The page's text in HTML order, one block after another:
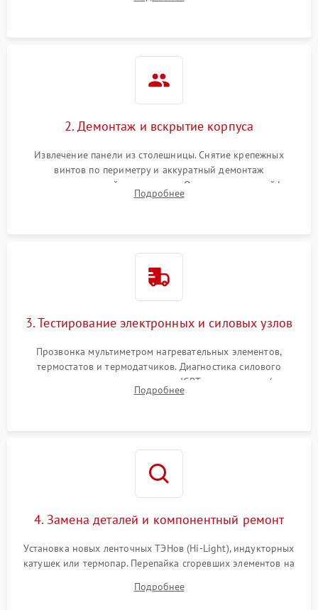
клиента о симптомах (не включается, не видит посуду,
2. Демонтаж и вскрытие корпуса
Извлечение панели из столешницы. Снятие крепежных
винтов по периметру и аккуратный демонтаж
стеклокерамической поверхности. Отсоединение шлейфов
сенсорного блока для доступа к силовым платам, катушкам
Подробнее
3. Тестирование электронных и силовых узлов
Прозвонка мультиметром нагревательных элементов,
термостатов и термодатчиков. Диагностика силового
модуля, реле, диодных мостов и IGBT-транзисторов (для
индукции). Проверка кранов и газ-контроля (для газовых
Подробнее
4. Замена деталей и компонентный ремонт
Установка новых ленточных ТЭНов (Hi-Light), индукторных
катушек или термопар. Перепайка сгоревших элементов на
дорожек. Очистка контактов и замена поврежденной
Подробнее